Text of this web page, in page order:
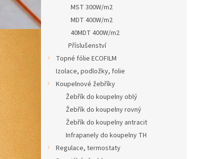
MST 300W/m2
MDT 400W/m2
40MDT 400W/m2
Příslušenství
Topné fólie ECOFILM
Izolace, podložky, folie
Koupelnové žebříky
Žebřík do koupelny oblý
Žebřík do koupelny rovný
Žebřík do koupelny antracit
Infrapanely do koupelny TH
Regulace, termostaty